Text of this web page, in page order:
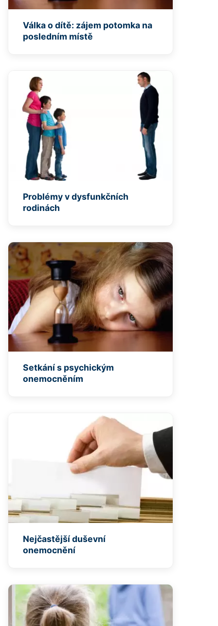
Válka o dítě: zájem potomka na
posledním místě
Problémy v dysfunkčních
rodinách
Setkání s psychickým
onemocněním
Nejčastější duševní
onemocnění